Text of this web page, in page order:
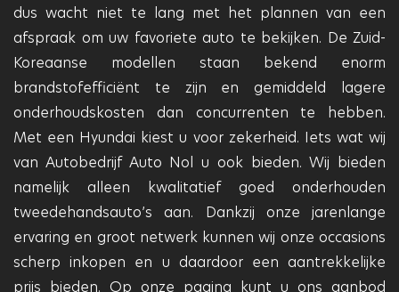
dus wacht niet te lang met het plannen van een
afspraak om uw favoriete auto te bekijken. De Zuid-
Koreaanse modellen staan bekend enorm
brandstofefficiënt te zijn en gemiddeld lagere
onderhoudskosten dan concurrenten te hebben.
Met een Hyundai kiest u voor zekerheid. Iets wat wij
van Autobedrijf Auto Nol u ook bieden. Wij bieden
namelijk alleen kwalitatief goed onderhouden
tweedehandsauto’s aan. Dankzij onze jarenlange
ervaring en groot netwerk kunnen wij onze occasions
scherp inkopen en u daardoor een aantrekkelijke
prijs bieden. Op onze pagina kunt u ons aanbod